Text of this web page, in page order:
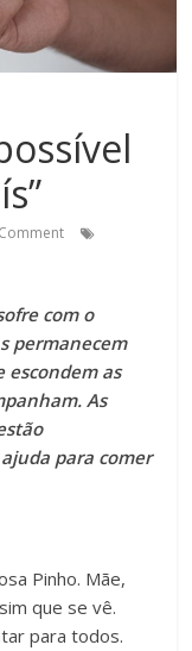
com o
permanecem
escondem as
As
para comer
Pinho. Mãe,
que se vê.
para todos.